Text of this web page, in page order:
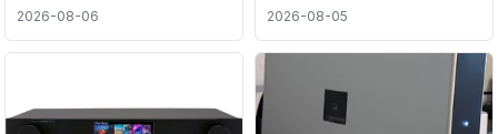
2026-08-06 2026-08-05